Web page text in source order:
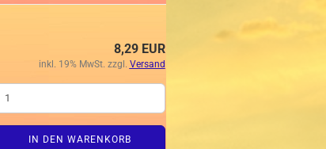
8,29 EUR
inkl. 19% MwSt. zzgl. Versand
IN DEN WARENKORB